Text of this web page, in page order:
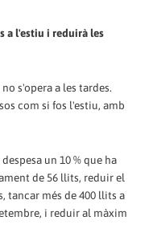
a l'estiu i reduirà les
s'opera a les tardes.
com si fos l'estiu, amb
un 10 % que ha
de 56 llits, reduir el
tancar més de 400 llits a
i reduir al màxim